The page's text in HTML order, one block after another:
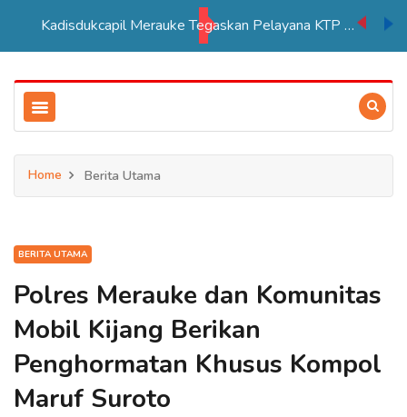
Kadisdukcapil Merauke Tegaskan Pelayana KTP Sesuai SOP
Home Berita Utama
BERITA UTAMA
Polres Merauke dan Komunitas
Mobil Kijang Berikan
Penghormatan Khusus Kompol
Maruf Suroto